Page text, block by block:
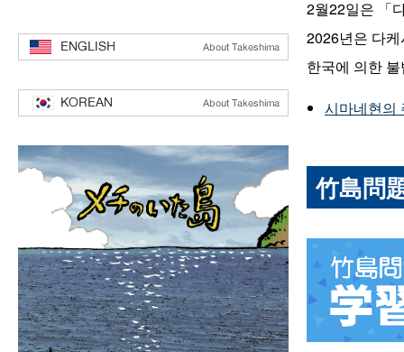
2월22일은 「
2026년은 다
한국에 의한
시마네현의
竹島問